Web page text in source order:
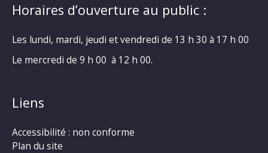
Horaires d’ouverture au public :
Les lundi, mardi, jeudi et vendredi de 13 h 30 à 17 h 00
Le mercredi de 9 h 00 à 12 h 00.
Liens
Accessibilité : non conforme
Plan du site